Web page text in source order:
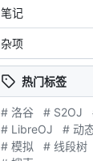
笔记
杂项
热门标签
# 洛谷 # S2OJ
# LibreOJ
# 动
# 模拟
# 线段树